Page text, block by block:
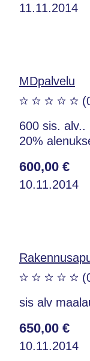
11.11.2014
MDpalvelu
600 sis.
20%
600,00 €
10.11.2014
sis alv
650,00 €
10.11.2014